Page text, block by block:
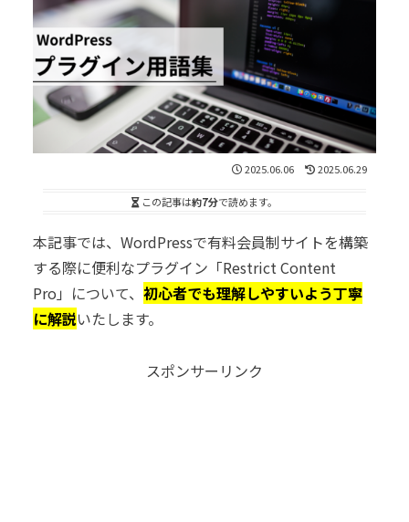
2025.06.06 2025.06.29
この記事は約7分で読めます。
本記事では、WordPressで有料会員制サイトを構築
する際に便利なプラグイン「Restrict Content
Pro」について、 初心者でも理解しやすいよう丁寧
に解説いたします。
スポンサーリンク